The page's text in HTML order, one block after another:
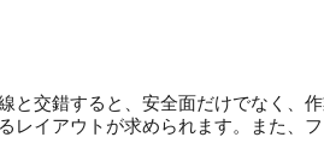
交錯すると、安全面だけでなく、作
レイアウトが求められます。
また、